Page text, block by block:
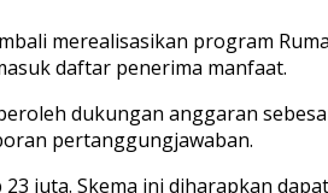
merealisasikan program
daftar penerima manfaat.
dukungan anggaran
pertanggungjawaban.
juta. Skema ini diharapkan